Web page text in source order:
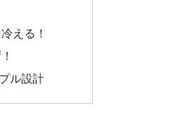
える！
ル設計